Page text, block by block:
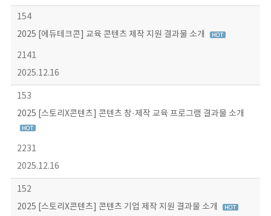
154
2025 [에듀테크콘] 교육 콘텐츠 제작 지원 결과물 소개
2141
2025.12.16
153
2025 [스토리X콘텐츠] 콘텐츠 창·제작 교육 프로그램 결과물 소개
2231
2025.12.16
152
2025 [스토리X콘텐츠] 콘텐츠 기업 제작 지원 결과물 소개